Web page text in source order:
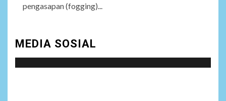
pengasapan (fogging)...
MEDIA SOSIAL